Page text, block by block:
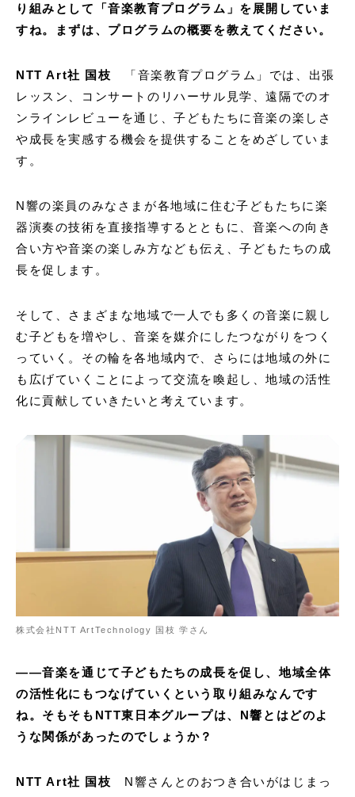
り組みとして「音楽教育プログラム」を展開していま
すね。まずは、プログラムの概要を教えてください。
NTT Art社 国枝
「音楽教育プログラム」では、出張
レッスン、コンサートのリハーサル見学、遠隔でのオ
ンラインレビューを通じ、子どもたちに音楽の楽しさ
や成長を実感する機会を提供することをめざしていま
す。
N響の楽員のみなさまが各地域に住む子どもたちに楽
器演奏の技術を直接指導するとともに、音楽への向き
合い方や音楽の楽しみ方なども伝え、子どもたちの成
長を促します。
そして、さまざまな地域で一人でも多くの音楽に親し
む子どもを増やし、音楽を媒介にしたつながりをつく
っていく。その輪を各地域内で、さらには地域の外に
も広げていくことによって交流を喚起し、地域の活性
化に貢献していきたいと考えています。
株式会社NTT ArtTechnology 国枝 学さん
——音楽を通じて子どもたちの成長を促し、地域全体
の活性化にもつなげていくという取り組みなんです
ね。そもそもNTT東日本グループは、N響とはどのよ
うな関係があったのでしょうか？
NTT Art社 国枝
N響さんとのおつき合いがはじまっ